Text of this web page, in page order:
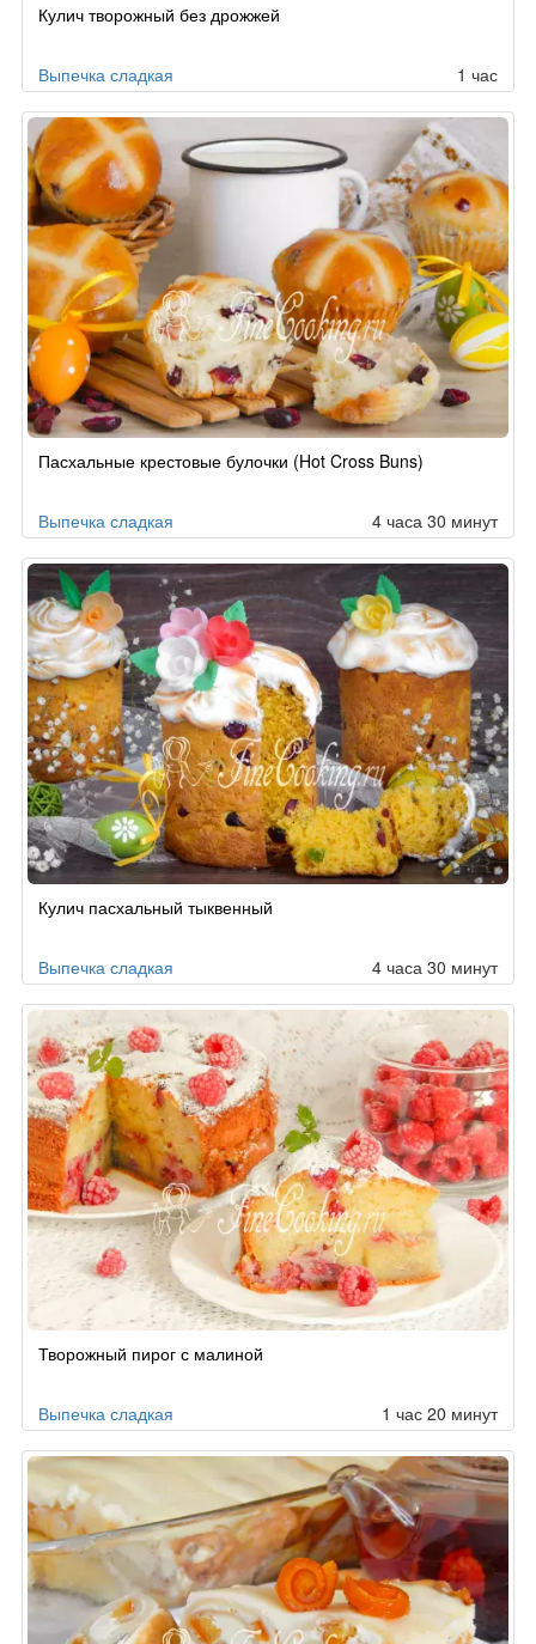
поКулич творожный без дрожжей
Выпечка сладкая 1 час
Пасхальные крестовые булочки (Hot Cross Buns)
Выпечка сладкая 4 часа 30 минут
Кулич пасхальный тыквенный
Выпечка сладкая 4 часа 30 минут
Творожный пирог с малиной
Выпечка сладкая 1 час 20 минут